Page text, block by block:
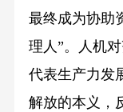
最终成为协助
理人”。人机
代表生产力发
解放的本义，